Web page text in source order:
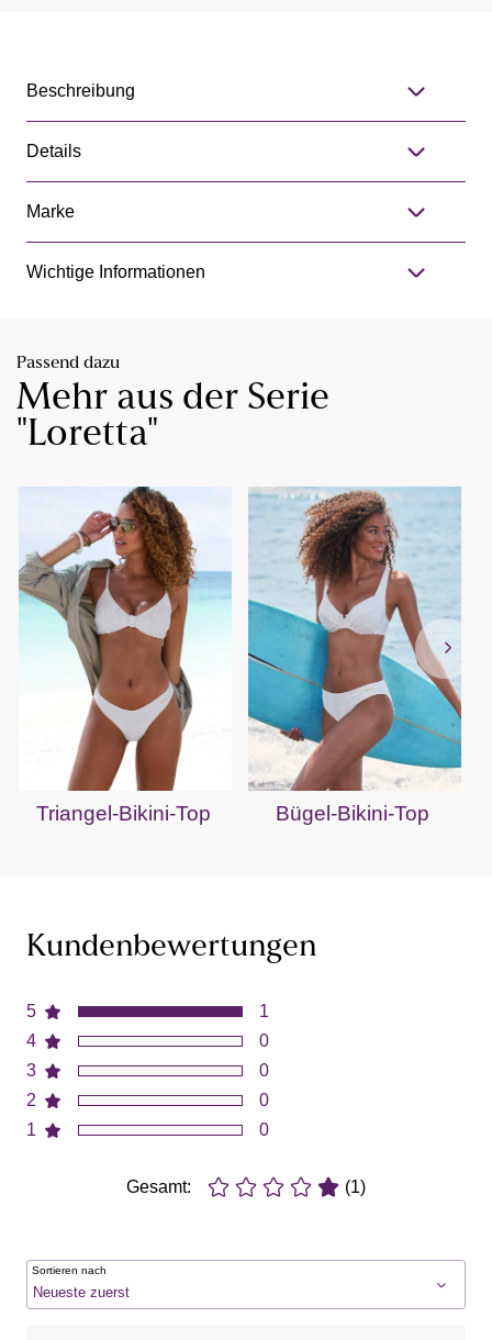
Beschreibung
Details
Marke
Wichtige Informationen
Passend dazu
Mehr aus der Serie
"Loretta"
Triangel-Bikini-Top Bügel-Bikini-Top
Kundenbewertungen
5
4
3
2
1
1
0
0
0
0
Gesamt: (1)
Sortieren nach